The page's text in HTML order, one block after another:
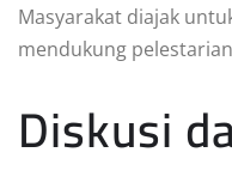
Masyarakat diajak
mendukung
Diskusi